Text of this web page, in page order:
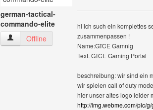
german-tactical-
commando-elite
german-tactical-commando-elite Benutzer-
Offline
hi ich such ein komplettes
zusammenpassen !
Name:GTCE Gamnig
Text. GTCE Gaming Portal
beschreibung: wir sind ein
wir spielen call of duty
hier unser altes logo leider
http://img.webme.com/pic/